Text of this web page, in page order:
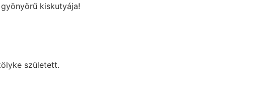
gyönyörű kiskutyája!
született.